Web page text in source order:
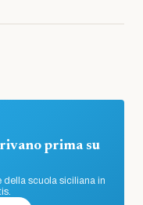
prima su
scuola siciliana in